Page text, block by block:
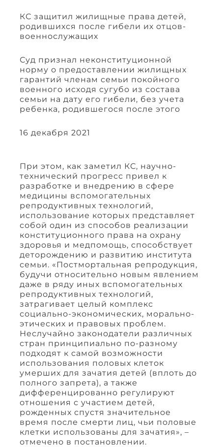
КС защитил жилищные права детей,
родившихся после гибели их отцов-
военнослужащих
Суд признал неконституционной
норму о предоставлении жилищных
гарантий членам семьи покойного
военного исходя сугубо из состава
семьи на дату его гибели, без учета
ребенка, родившегося после этого
16 декабря 2021
При этом, как заметил КС, научно-
технический прогресс привел к
разработке и внедрению в сфере
медицины вспомогательных
репродуктивных технологий,
использование которых представляет
собой один из способов реализации
конституционного права на охрану
здоровья и медпомощь, способствует
деторождению и развитию института
семьи. «Постмортальная репродукция,
будучи относительно новым явлением
даже в ряду иных вспомогательных
репродуктивных технологий,
затрагивает целый комплекс
социально-экономических, морально-
этических и правовых проблем.
Неслучайно законодатели различных
стран принципиально по-разному
подходят к самой возможности
использования половых клеток
умерших для зачатия детей (вплоть до
полного запрета), а также
дифференцированно регулируют
отношения с участием детей,
рожденных спустя значительное
время после смерти лиц, чьи половые
клетки использованы для зачатия», –
отмечено в постановлении.